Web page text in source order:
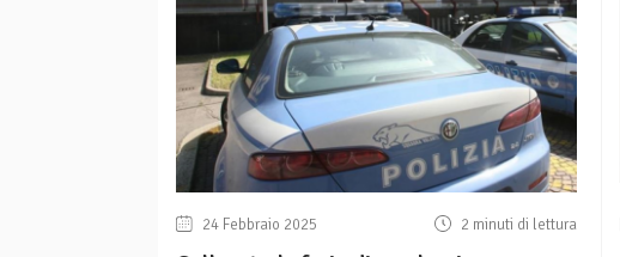
24 Febbraio 2025 2 minuti di lettura